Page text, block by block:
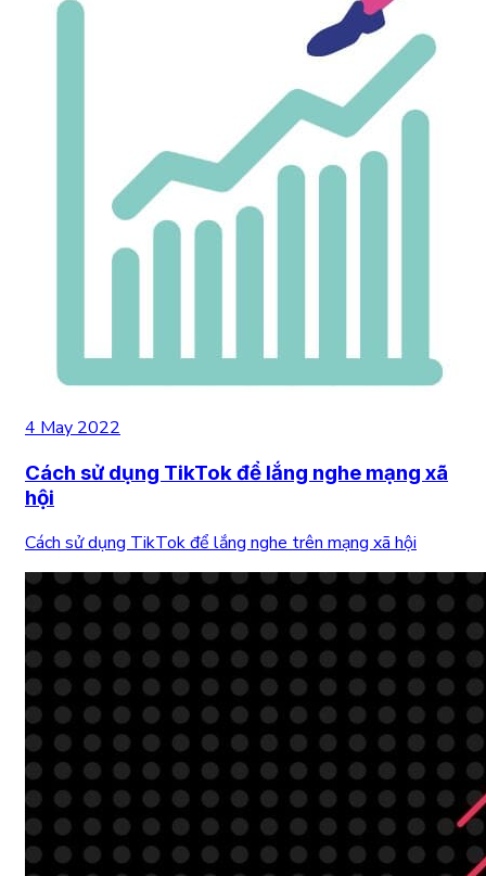
4 May 2022
Cách sử dụng TikTok để lắng nghe mạng xã
hội
Cách sử dụng TikTok để lắng nghe trên mạng xã hội